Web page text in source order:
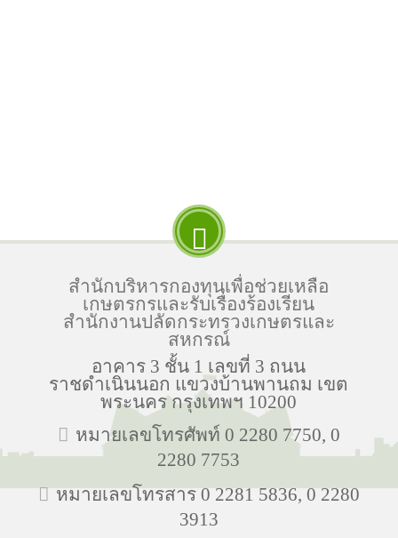
สำนักบริหารกองทุนเพื่อช่วยเหลือ
เกษตรกรและรับเรื่องร้องเรียน
สำนักงานปลัดกระทรวงเกษตรและ
สหกรณ์
อาคาร 3 ชั้น 1 เลขที่ 3 ถนน
ราชดำเนินนอก แขวงบ้านพานถม เขต
พระนคร กรุงเทพฯ 10200
หมายเลขโทรศัพท์ 0 2280 7750, 0
2280 7753
หมายเลขโทรสาร 0 2281 5836, 0 2280
3913